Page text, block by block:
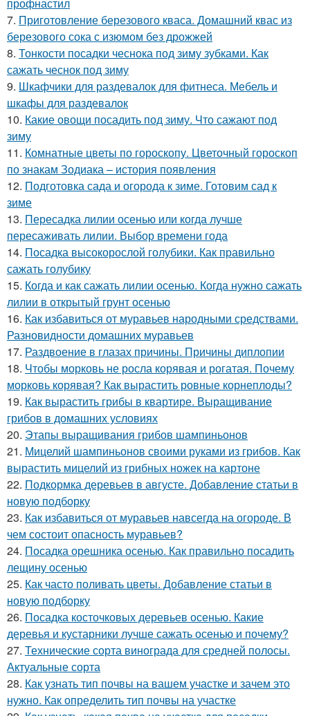
7. Приготовление березового кваса. Домашний квас из
березового сока с изюмом без дрожжей
8. Тонкости посадки чеснока под зиму зубками. Как
сажать чеснок под зиму
9. Шкафчики для раздевалок для фитнеса. Мебель и
шкафы для раздевалок
10. Какие овощи посадить под зиму. Что сажают под
зиму
11. Комнатные цветы по гороскопу. Цветочный гороскоп
по знакам Зодиака – история появления
12. Подготовка сада и огорода к зиме. Готовим сад к
зиме
13. Пересадка лилии осенью или когда лучше
пересаживать лилии. Выбор времени года
14. Посадка высокорослой голубики. Как правильно
сажать голубику
15. Когда и как сажать лилии осенью. Когда нужно сажать
лилии в открытый грунт осенью
16. Как избавиться от муравьев народными средствами.
Разновидности домашних муравьев
17. Раздвоение в глазах причины. Причины диплопии
18. Чтобы морковь не росла корявая и рогатая. Почему
морковь корявая? Как вырастить ровные корнеплоды?
19. Как вырастить грибы в квартире. Выращивание
грибов в домашних условиях
20. Этапы выращивания грибов шампиньонов
21. Мицелий шампиньонов своими руками из грибов. Как
вырастить мицелий из грибных ножек на картоне
22. Подкормка деревьев в августе. Добавление статьи в
новую подборку
23. Как избавиться от муравьев навсегда на огороде. В
чем состоит опасность муравьев?
24. Посадка орешника осенью. Как правильно посадить
лещину осенью
25. Как часто поливать цветы. Добавление статьи в
новую подборку
26. Посадка косточковых деревьев осенью. Какие
деревья и кустарники лучше сажать осенью и почему?
27. Технические сорта винограда для средней полосы.
Актуальные сорта
28. Как узнать тип почвы на вашем участке и зачем это
нужно. Как определить тип почвы на участке